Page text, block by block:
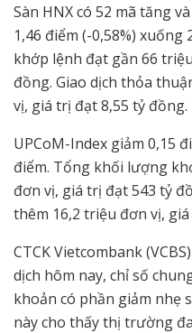
Sàn HNX có 52 mã tăng
1,46 điểm (-0,58%)
khớp lệnh đạt gần 66
đồng. Giao dịch thỏa
vị, giá trị đạt 8,55 tỷ đồng.
UPCoM-Index giảm 0,15
điểm. Tổng khối lượng
đơn vị, giá trị đạt 543 tỷ
thêm 16,2 triệu đơn vị,
CTCK Vietcombank
dịch hôm nay, chỉ số
khoản có phần giảm nhẹ
này cho thấy thị trường